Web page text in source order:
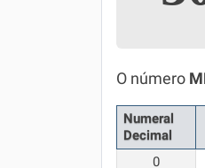
Química
Todos os
O número
Numeral
Decimal
0